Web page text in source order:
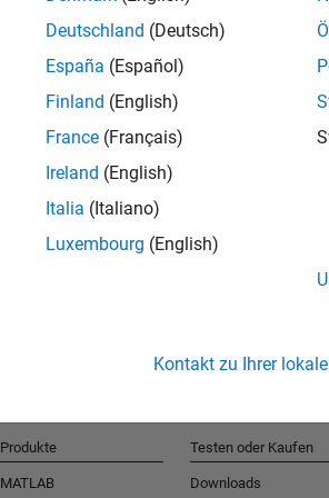
Deutschland (Deutsch)
España (Español)
Finland (English)
France (Français)
Ireland (English)
Italia (Italiano)
Luxembourg (English)
Kontakt zu Ihrer
Produkte
MATLAB
Testen oder Kaufen
Downloads